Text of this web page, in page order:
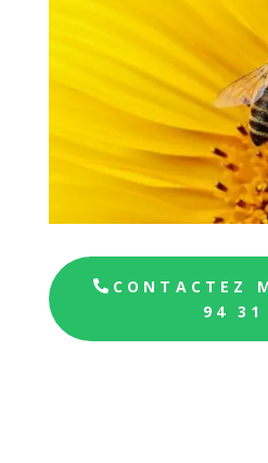
CONTACTEZ
94 31